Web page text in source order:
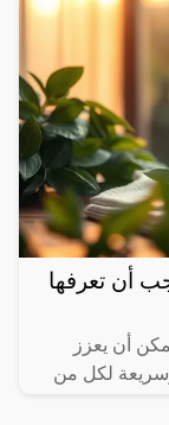
صحية يجب أن تعرفها
أن يعزز
لكل من